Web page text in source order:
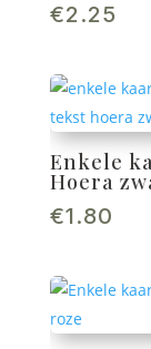
€2.25
Enkele
Hoera
€1.80